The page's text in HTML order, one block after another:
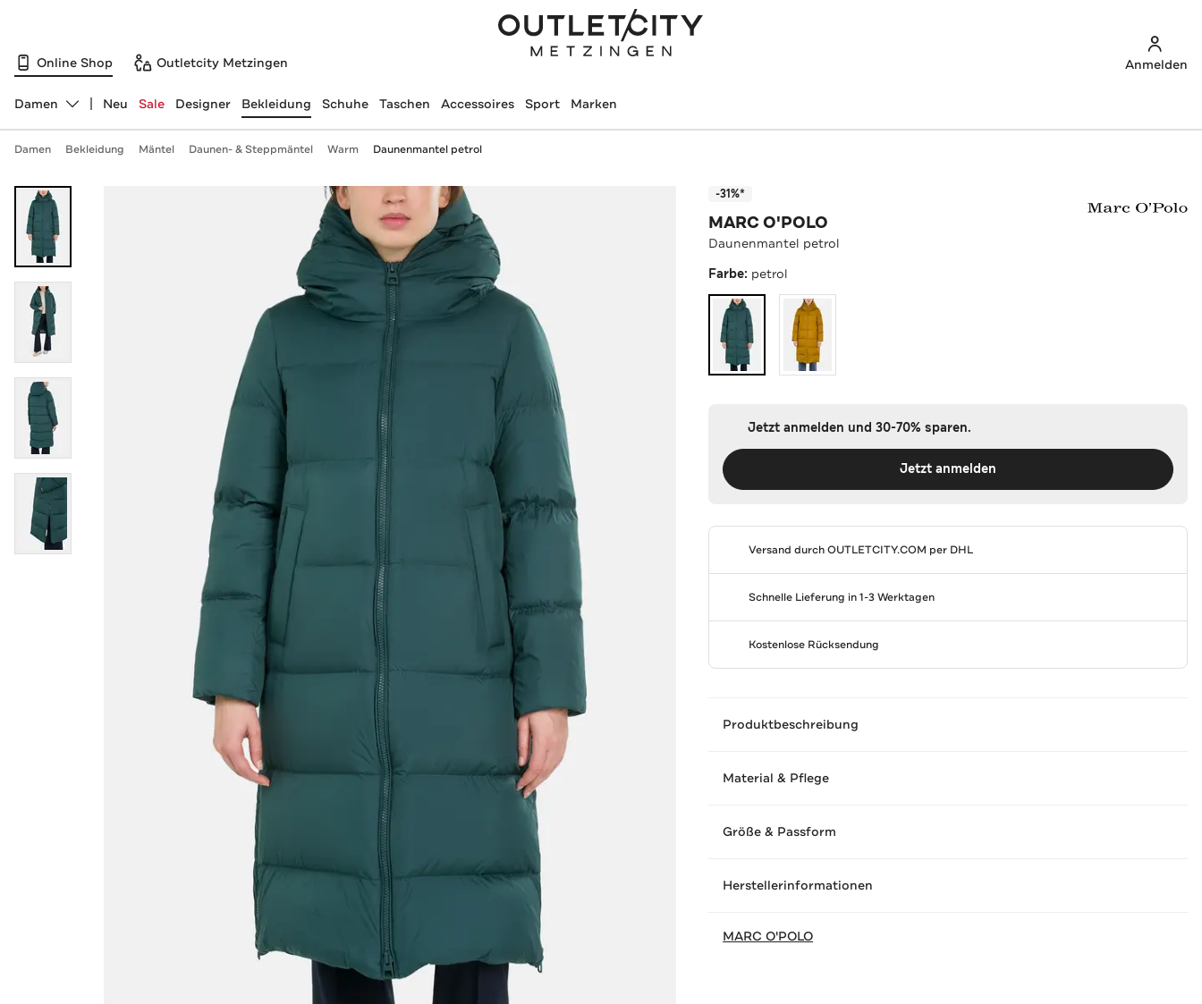
Online Shop Outletcity Metzingen Anmelden
Abteilung ändern, ausgewählt:
Damen Neu Sale Designer Bekleidung Schuhe Taschen Accessoires Sport Marken
Damen Bekleidung Mäntel Daunen- & Steppmäntel Warm Daunenmantel petrol
-31%*
MARC O'POLO
Daunenmantel petrol
Farbe: petrol
Jetzt anmelden und 30-70% sparen.
Jetzt anmelden
Versand durchOUTLETCITY.COM per DHL
Schnelle Lieferung in 1-3 Werktagen
Kostenlose Rücksendung
Produktbeschreibung
Material & Pflege
Größe & Passform
Herstellerinformationen
MARC O'POLO